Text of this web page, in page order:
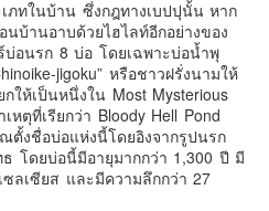
ภทในบ้าน ซึ่งกฎทางเบปปุนั้น หาก
บ้านอาบด้วยไฮไลท์อีกอย่างของ
อนรก 8 บ่อ โดยเฉพาะบ่อน้ำพุ
jigoku” หรือชาวฝรั่งนามให้
กให้เป็นหนึ่งใน Most Mysterious
หตุที่เรียกว่า Bloody Hell Pond
งชื่อบ่อแห่งนี้โดยอิงจากรูปนรก
โดยบ่อนี้มีอายุมากกว่า 1,300 ปี มี
ลเซียส และมีความลึกกว่า 27